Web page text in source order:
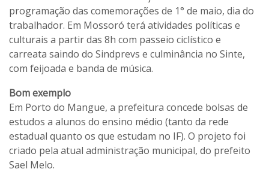
programação das comemorações de 1° de maio, dia do
trabalhador. Em Mossoró terá atividades políticas e
culturais a partir das 8h com passeio ciclístico e
carreata saindo do Sindprevs e culminância no Sinte,
com feijoada e banda de música.
Bom exemplo
Em Porto do Mangue, a prefeitura concede bolsas de
estudos a alunos do ensino médio (tanto da rede
estadual quanto os que estudam no IF). O projeto foi
criado pela atual administração municipal, do prefeito
Sael Melo.